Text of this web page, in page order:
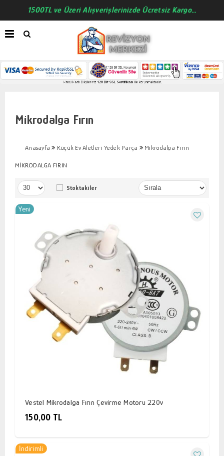
1500TL ve Üzeri Alışverişlerinizde Ücretsiz Kargo...
Mikrodalga Fırın
Anasayfa Küçük Ev Aletleri Yedek Parça Mikrodalga Fırın
MİKRODALGA FIRIN
Stoktakiler
Vestel Mikrodalga Fırın Çevirme Motoru 220v
150,00 TL
Yeni
İndirimli